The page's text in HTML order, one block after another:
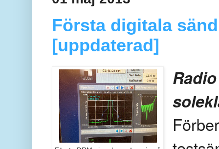
Första digitala
[uppdaterad]